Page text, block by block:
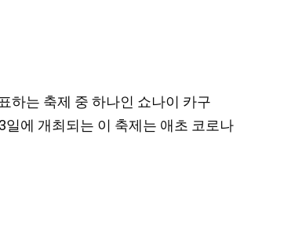
하는 축제 중 하나인 쇼나이 카구
에 개최되는 이 축제는 애초 코로나